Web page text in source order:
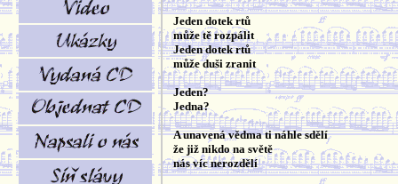
Jeden dotek rtů
může tě rozpálit
Jeden dotek rtů
může duši zranit
Jeden?
Jedna?
A unavená vědma ti náhle sdělí
že již nikdo na světě
nás víc nerozdělí